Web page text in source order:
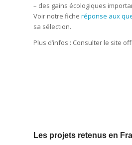
– des gains écologiques
Voir notre fiche réponse aux
sa sélection.
Plus d’infos : Consulter le site
Les projets retenus en